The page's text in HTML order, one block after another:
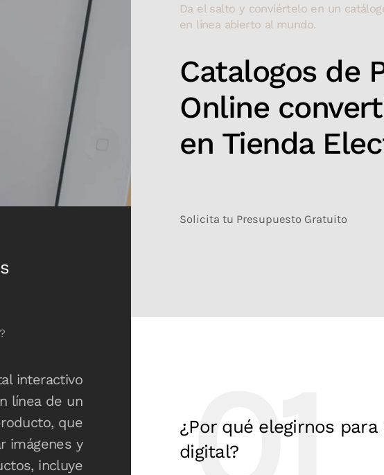
Da el salto y conviértelo en un
en línea abierto al mundo.
Catalogos de
Online
en Tienda
Solicita tu Presupuesto Gratuito
interactivo
línea de un
que
imágenes y
incluye
¿Por qué elegirnos
digital?